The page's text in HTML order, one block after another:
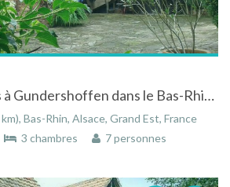
Chambres d'hôtes à Gundershoffen dans le Bas-Rhin en Alsace dans un corps de ferme du 18ème siècle
Bas-Rhin, Alsace, Grand Est, France
3 chambres 7 personnes